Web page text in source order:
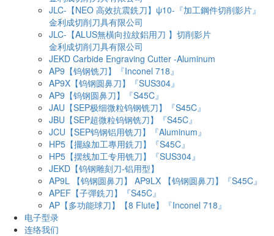
JLC-【NEO 高效抗震銑刀】ψ10-『加工鋼件切削影片』
金利成切削刀具有限公司
JLC-【ALUS無橫向拉紋鋁用刀 】切削影片
金利成切削刀具有限公司
JEKD Carbide Engraving Cutter -Aluminum
AP9【钨钢铣刀】『Inconel 718』
AP9X【钨钢圆鼻刀】『SUS304』
AP9【钨钢圆鼻刀】『S45C』
JAU【SEP极细微粒钨钢铣刀】『S45C』
JBU【SEP超微粒钨钢铣刀】『S45C』
JCU【SEP钨钢铝用铣刀】『Aluminum』
HP5【擺線加工專用銑刀】『S45C』
HP5【摆线加工专用铣刀】『SUS304』
JEKD【钨钢雕刻刀-铝用型】
AP9L 【钨钢圆鼻刀】 AP9LX 【钨钢圆鼻刀】『S45C』
APEF【子彈銑刀】『S45C』
AP【多功能球刀】【8 Flute】『Inconel 718』
电子型录
连络我们